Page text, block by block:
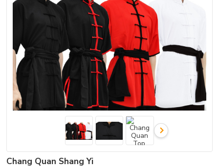
Chang Quan Shang Yi